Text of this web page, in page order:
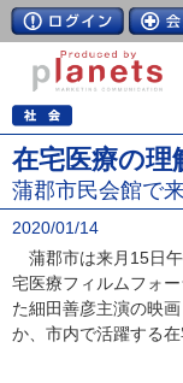
在宅医療の理
蒲郡市民会館で
2020/01/14
蒲郡市は来月15日
宅医療フィルムフォ
た細田善彦主演の映
か、市内で活躍する